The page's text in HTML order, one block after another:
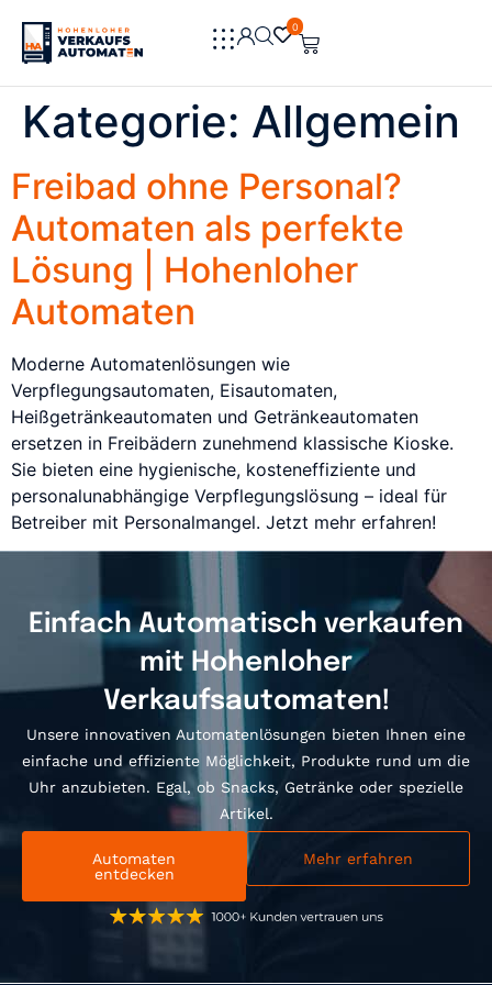
0
0
Kategorie: Allgemein
Freibad ohne Personal?
Automaten als perfekte
Lösung | Hohenloher
Automaten
Moderne Automatenlösungen wie
Verpflegungsautomaten, Eisautomaten,
Heißgetränkeautomaten und Getränkeautomaten
ersetzen in Freibädern zunehmend klassische Kioske.
Sie bieten eine hygienische, kosteneffiziente und
personalunabhängige Verpflegungslösung – ideal für
Betreiber mit Personalmangel. Jetzt mehr erfahren!
Einfach Automatisch verkaufen
mit Hohenloher
Verkaufsautomaten!
Unsere innovativen Automatenlösungen bieten Ihnen eine
einfache und effiziente Möglichkeit, Produkte rund um die
Uhr anzubieten. Egal, ob Snacks, Getränke oder spezielle
Artikel.
Automaten
entdecken
Mehr erfahren